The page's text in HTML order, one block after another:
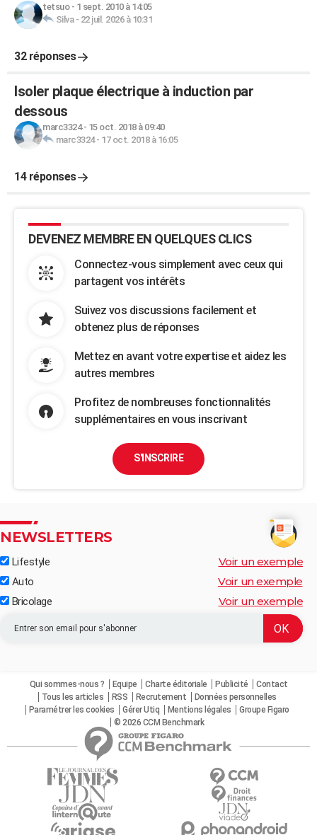
tetsuo- 1 sept. 2010 à 14:05
Silva- 22 juil. 2026 à 10:31
32 réponses
Isoler plaque électrique à induction par
dessous
marc3324- 15 oct. 2018 à 09:40
marc3324- 17 oct. 2018 à 16:05
14 réponses
DEVENEZ MEMBRE EN QUELQUES CLICS
Connectez-vous simplement avec ceux qui
partagent vos intérêts
Suivez vos discussions facilement et
obtenez plus de réponses
Mettez en avant votre expertise et aidez les
autres membres
Profitez de nombreuses fonctionnalités
supplémentaires en vous inscrivant
S'INSCRIRE
NEWSLETTERS
Lifestyle Voir un exemple
Auto Voir un exemple
Bricolage Voir un exemple
Qui sommes-nous ? Equipe Charte éditoriale Publicité
Contact
Tous les articles
RSS Recrutement
Données personnelles
Paramétrer les cookies
Gérer Utiq Mentions légales
Groupe Figaro
© 2026 CCM Benchmark